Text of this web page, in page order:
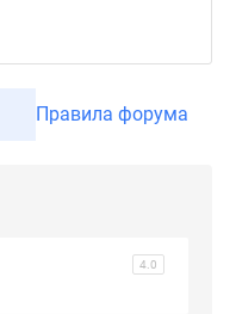
Правила форума
4.0